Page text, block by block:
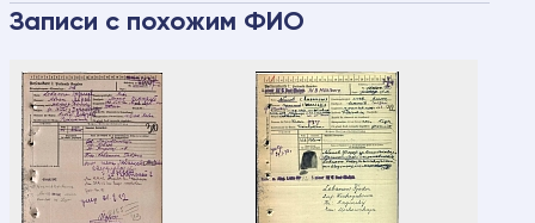
Записи с похожим ФИО
телефона
ФИО разыскиваемого
Дата рождения разыскиваемого